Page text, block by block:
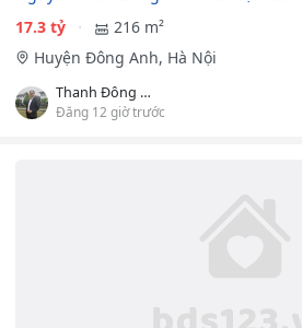
17.3 tỷ
216 m²
Huyện Đông Anh, Hà Nội
Thanh Đông Anh
Đăng 12 giờ trước